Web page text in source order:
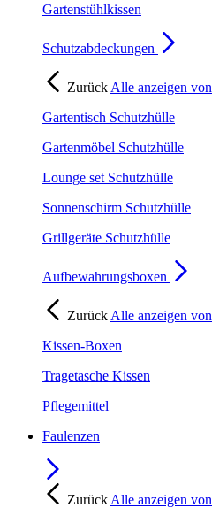
Gartenstühlkissen
Schutzabdeckungen
Zurück Alle anzeigen von
Gartentisch Schutzhülle
Gartenmöbel Schutzhülle
Lounge set Schutzhülle
Sonnenschirm Schutzhülle
Grillgeräte Schutzhülle
Aufbewahrungsboxen
Zurück Alle anzeigen von
Kissen-Boxen
Tragetasche Kissen
Pflegemittel
Faulenzen
Zurück Alle anzeigen von